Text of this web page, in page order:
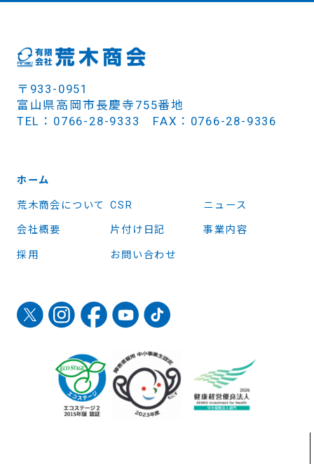
〒933-0951
富山県高岡市長慶寺755番地
TEL：0766-28-9333 FAX：0766-28-9336
ホーム
荒木商会について CSR ニュース
会社概要 片付け日記 事業内容
採用 お問い合わせ